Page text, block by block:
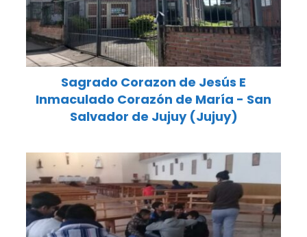
Sagrado Corazon de Jesús E
Inmaculado Corazón de María - San
Salvador de Jujuy (Jujuy)